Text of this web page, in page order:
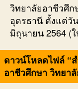
วิทยาลัยอาชีวศึ
อุดรธานี ตั้งแต่วั
มิถุนายน 2564 (
ดาวน์โหลดไฟล์ “
อาชีวศึกษา วิทยา